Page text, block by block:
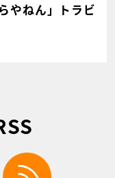
やねん」トラビ